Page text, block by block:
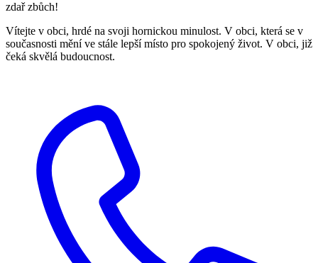
zdař zbůch!
Vítejte v obci, hrdé na svoji hornickou minulost. V obci, která se v
současnosti mění ve stále lepší místo pro spokojený život. V obci, již
čeká skvělá budoucnost.